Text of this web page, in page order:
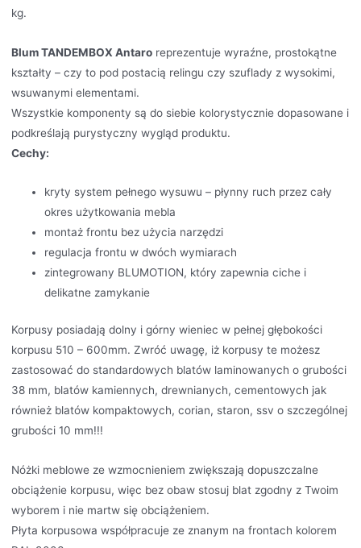
kg.
Blum TANDEMBOX Antaroreprezentuje wyraźne, prostokątne
kształty – czy to pod postacią relingu czy szuflady z wysokimi,
wsuwanymi elementami.
Wszystkie komponenty są do siebie kolorystycznie dopasowane i
podkreślają purystyczny wygląd produktu.
Cechy:
kryty system pełnego wysuwu – płynny ruch przez cały
okres użytkowania mebla
montaż frontu bez użycia narzędzi
regulacja frontu w dwóch wymiarach
zintegrowany BLUMOTION, który zapewnia ciche i
delikatne zamykanie
Korpusy posiadają dolny i górny wieniec w pełnej głębokości
korpusu 510 – 600mm. Zwróć uwagę, iż korpusy te możesz
zastosować do standardowych blatów laminowanych o grubości
38 mm, blatów kamiennych, drewnianych, cementowych jak
również blatów kompaktowych, corian, staron, ssv o szczególnej
grubości 10 mm!!!
Nóżki meblowe ze wzmocnieniem zwiększają dopuszczalne
obciążenie korpusu, więc bez obaw stosuj blat zgodny z Twoim
wyborem i nie martw się obciążeniem.
Płyta korpusowa współpracuje ze znanym na frontach kolorem